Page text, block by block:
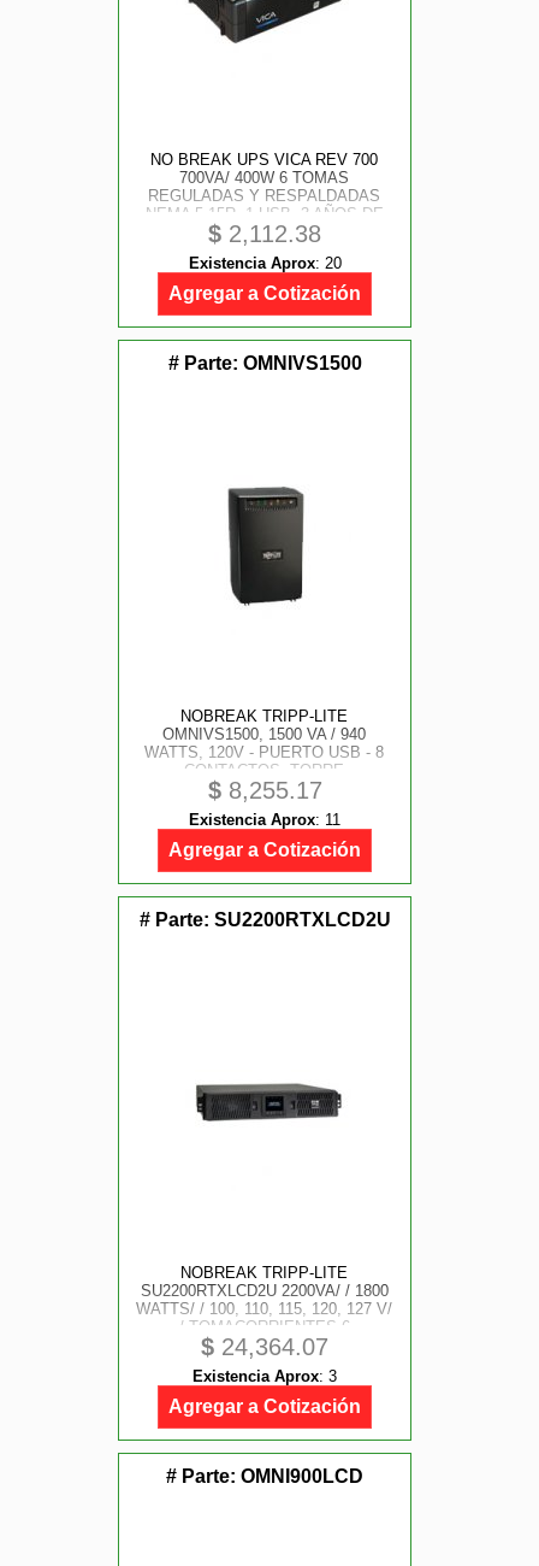
NO BREAK UPS VICA REV 700
700VA/ 400W 6 TOMAS
REGULADAS Y RESPALDADAS
NEMA 5-15R, 1 USB, 3 AÑOS DE
GARANTIA
$ 2,112.38
Existencia Aprox: 20
Agregar a Cotización
# Parte: OMNIVS1500
NOBREAK TRIPP-LITE
OMNIVS1500, 1500 VA / 940
WATTS, 120V - PUERTO USB - 8
CONTACTOS, TORRE
$8,255.17
Existencia Aprox: 11
Agregar a Cotización
# Parte: SU2200RTXLCD2U
NOBREAK TRIPP-LITE
SU2200RTXLCD2U 2200VA/ / 1800
WATTS/ / 100, 110, 115, 120, 127 V/
/ TOMACORRIENTES 6
$ 24,364.07
Existencia Aprox: 3
Agregar a Cotización
# Parte: OMNI900LCD